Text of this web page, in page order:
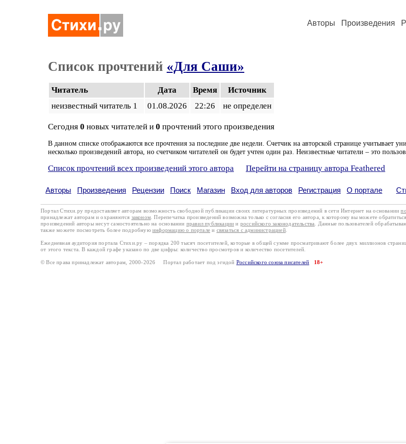
Авторы Произведения
Список прочтений «Для Саши»
Читатель Дата Время
Источник
неизвестный читатель 1
01.08.2026 22:26 не определен
Сегодня 0 новых читателей и 0 прочтений этого произведения
В данном списке отображаются все прочтения за последние две недели. Счетчик на авторской странице учитывает
несколько произведений автора, но счетчиком читателей он будет учтен один раз. Неизвестные читатели – это
Список прочтений всех произведений этого автора Перейти на страницу автора Feathered
Авторы Произведения Рецензии Поиск Магазин Вход для авторов Регистрация О портале
Портал Стихи.ру предоставляет авторам возможность свободной публикации своих литературных произведений в сети Интернет на основании
принадлежат авторам и охраняются законом . Перепечатка произведений возможна только с согласия его автора, к которому вы можете
произведений авторы несут самостоятельно на основании правил публикации и российского законодательства . Данные пользователей
также можете посмотреть более подробную информацию о портале и связаться с администрацией.
Ежедневная аудитория портала Стихи.ру – порядка 200 тысяч посетителей, которые в общей сумме просматривают более двух миллионов
от этого текста. В каждой графе указано по две цифры: количество просмотров и количество посетителей.
© Все права принадлежат авторам, 2000-2026 Портал работает под эгидой Российского союза писателей 18+